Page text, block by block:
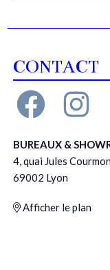
CONTACT
BUREAUX &
4, quai Jules
69002 Lyon
Afficher le plan